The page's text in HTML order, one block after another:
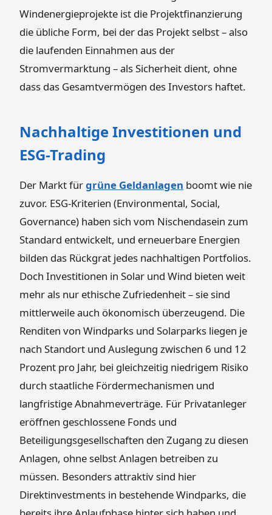
Windenergieprojekte ist die Projektfinanzierung
die übliche Form, bei der das Projekt selbst – also
die laufenden Einnahmen aus der
Stromvermarktung – als Sicherheit dient, ohne
dass das Gesamtvermögen des Investors haftet.
Nachhaltige Investitionen und
ESG-Trading
Der Markt fürgrüne Geldanlagen boomt wie nie
zuvor. ESG-Kriterien (Environmental, Social,
Governance) haben sich vom Nischendasein zum
Standard entwickelt, und erneuerbare Energien
bilden das Rückgrat jedes nachhaltigen Portfolios.
Doch Investitionen in Solar und Wind bieten weit
mehr als nur ethische Zufriedenheit – sie sind
mittlerweile auch ökonomisch überzeugend. Die
Renditen von Windparks und Solarparks liegen je
nach Standort und Auslegung zwischen 6 und 12
Prozent pro Jahr, bei gleichzeitig niedrigem Risiko
durch staatliche Fördermechanismen und
langfristige Abnahmeverträge. Für Privatanleger
eröffnen geschlossene Fonds und
Beteiligungsgesellschaften den Zugang zu diesen
Anlagen, ohne selbst Anlagen betreiben zu
müssen. Besonders attraktiv sind hier
Direktinvestments in bestehende Windparks, die